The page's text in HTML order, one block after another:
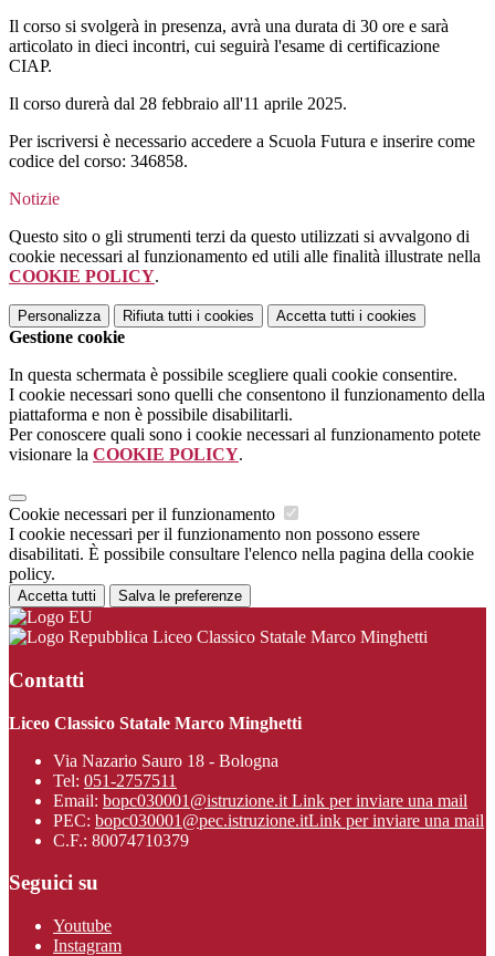
Il corso si svolgerà in presenza, avrà una durata di 30 ore e sarà
articolato in dieci incontri, cui seguirà l'esame di certificazione
CIAP.
Il corso durerà dal 28 febbraio all'11 aprile 2025.
Per iscriversi è necessario accedere a Scuola Futura e inserire come
codice del corso: 346858.
Notizie
Questo sito o gli strumenti terzi da questo utilizzati si avvalgono di
cookie necessari al funzionamento ed utili alle finalità illustrate nella
COOKIE POLICY.
Personalizza Rifiuta tutti i cookies Accetta tutti i cookies
Gestione cookie
In questa schermata è possibile scegliere quali cookie consentire.
I cookie necessari sono quelli che consentono il funzionamento della
piattaforma e non è possibile disabilitarli.
Per conoscere quali sono i cookie necessari al funzionamento potete
visionare la COOKIE POLICY.
Cookie necessari per il funzionamento
I cookie necessari per il funzionamento non possono essere
disabilitati. È possibile consultare l'elenco nella pagina della cookie
policy.
Accetta tutti Salva le preferenze
Liceo Classico Statale Marco Minghetti
Contatti
Liceo Classico Statale Marco Minghetti
Via Nazario Sauro 18 - Bologna
Tel: 051-2757511
Email: bopc030001@istruzione.it Link per inviare una mail
PEC: bopc030001@pec.istruzione.itLink per inviare una mail
C.F.: 80074710379
Seguici su
Youtube
Instagram